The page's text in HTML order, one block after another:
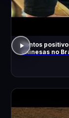
Pontos
chinesas no